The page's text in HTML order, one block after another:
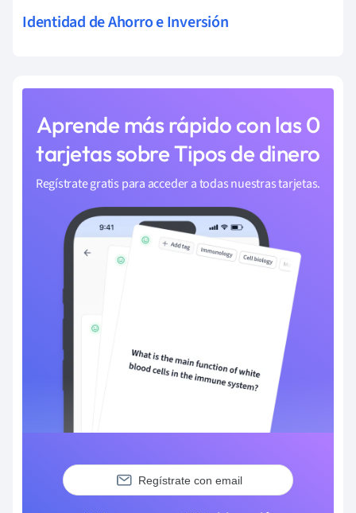
Identidad de Ahorro e Inversión
Aprende más rápido con las 0
tarjetas sobre Tipos de dinero
Regístrate gratis para acceder a todas nuestras tarjetas.
Regístrate con email